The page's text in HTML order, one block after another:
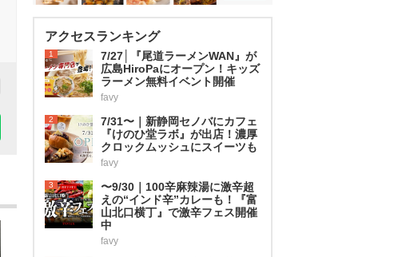
アクセスランキング
1
7/27│『尾道ラーメンWAN』が
広島HiroPaにオープン！キッズ
ラーメン無料イベント開催
favy
2
7/31〜｜新静岡セノバにカフェ
『けのひ堂ラボ』が出店！濃厚
クロックムッシュにスイーツも
favy
3
〜9/30｜100辛麻辣湯に激辛超
えの“インド辛”カレーも！『富
山北口横丁』で激辛フェス開催
中
favy